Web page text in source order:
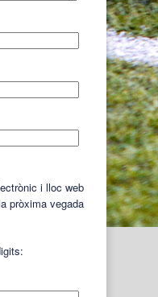
i lloc web
pròxima vegada